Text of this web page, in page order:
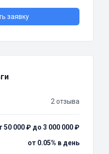
заявку
2 отзыва
50 000 ₽ до 3 000 000 ₽
от 0.05% в день